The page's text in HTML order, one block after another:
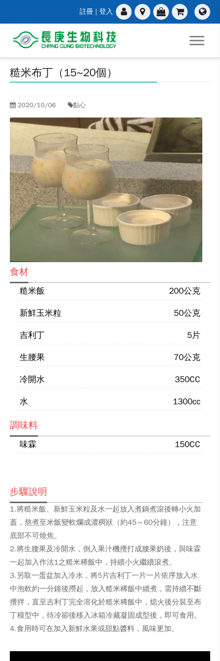
註冊 | 登入
糙米布丁（15~20個）
2020/10/06 點心
食材
糙米飯 200公克
新鮮玉米粒 50公克
吉利丁 5片
生腰果 70公克
冷開水 350CC
水 1300cc
調味料
味霖 150CC
步驟說明
1.將糙米飯、新鮮玉米粒及水一起放入煮鍋煮滾後轉小火加
蓋，熬煮至米飯變軟爛成濃稠狀（約45～60分鐘），注意
底部不可燒焦。
2.將生腰果及冷開水，倒入果汁機攪打成腰果奶後，與味霖
一起加入作法1之糙米稀飯中，持續小火繼續滾煮。
3.另取一蛋盆加入冷水，將5片吉利丁一片一片依序放入水
中泡軟約一分鐘後撈起，放入糙米稀飯中續煮，需持續不斷
攪拌，直至吉利丁完全溶化於糙米稀飯中，熄火後分裝至布
丁模型中，待冷卻後移入冰箱冷藏凝固成型後，即可食用。
4.食用時可在加入新鮮水果或甜點醬料，風味更加。